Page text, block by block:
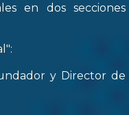
en dos secciones
y Director de